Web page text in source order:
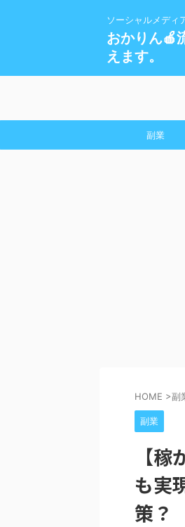
ソーシャルメディ
おかりん🍎
えます。
副業
HOME >副
副業
【
も実
策？